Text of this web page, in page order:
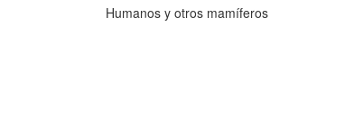
Humanos y otros mamíferos